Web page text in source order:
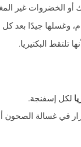
أو الخضروات غير
وغسلها جيدًا بعد
تلتقط البكتيريا.
لكل إسفنجة.
في غسالة الصحون